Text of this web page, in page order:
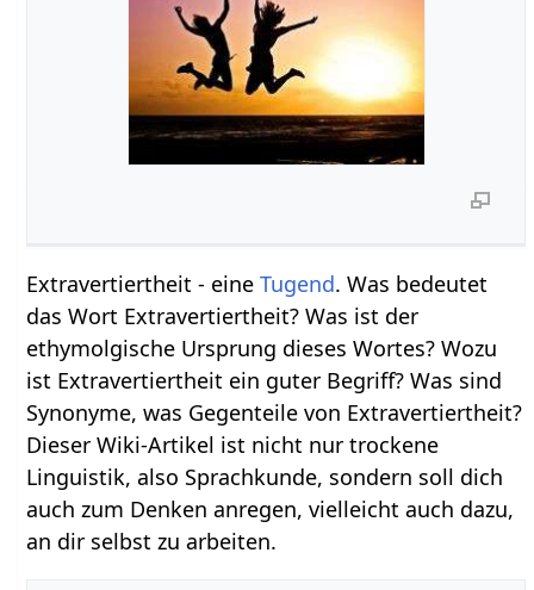
Extravertiertheit - eineTugend. Was bedeutet
das Wort Extravertiertheit? Was ist der
ethymolgische Ursprung dieses Wortes? Wozu
ist Extravertiertheit ein guter Begriff? Was sind
Synonyme, was Gegenteile von Extravertiertheit?
Dieser Wiki-Artikel ist nicht nur trockene
Linguistik, also Sprachkunde, sondern soll dich
auch zum Denken anregen, vielleicht auch dazu,
an dir selbst zu arbeiten.